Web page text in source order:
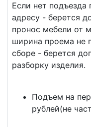
Если нет подъезда
адресу - берется
пронос мебели от
ширина проема не
сборе - берется
разборку изделия.
Подъем на
рублей(не